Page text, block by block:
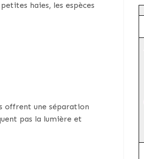
haies, les espèces
offrent une séparation
pas la lumière et